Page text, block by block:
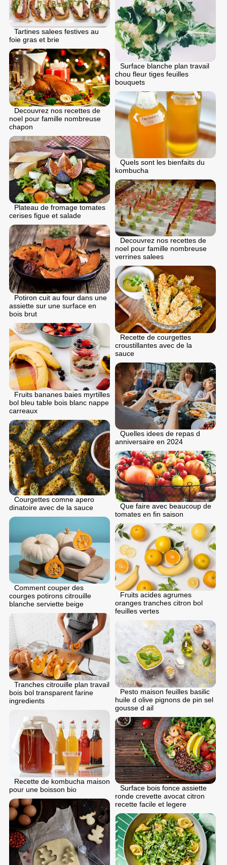
Tartines salees festives au
foie gras et brie
Surface blanche plan travail
chou fleur tiges feuilles
bouquets
Decouvrez nos recettes de
noel pour famille nombreuse
chapon
Quels sont les bienfaits du
kombucha
Plateau de fromage tomates
cerises figue et salade
Decouvrez nos recettes de
noel pour famille nombreuse
verrines salees
Potiron cuit au four dans une
assiette sur une surface en
bois brut
Recette de courgettes
croustillantes avec de la
sauce
Fruits bananes baies myrtilles
bol bleu table bois blanc nappe
carreaux
Quelles idees de repas d
anniversaire en 2024
Courgettes comne apero
dinatoire avec de la sauce
Que faire avec beaucoup de
tomates en fin saison
Comment couper des
courges potirons citrouille
blanche serviette beige
Fruits acides agrumes
oranges tranches citron bol
feuilles vertes
Tranches citrouille plan travail
bois bol transparent farine
ingredients
Pesto maison feuilles basilic
huile d olive pignons de pin sel
gousse d ail
Recette de kombucha maison
pour une boisson bio
Surface bois fonce assiette
ronde crevette avocat citron
recette facile et legere